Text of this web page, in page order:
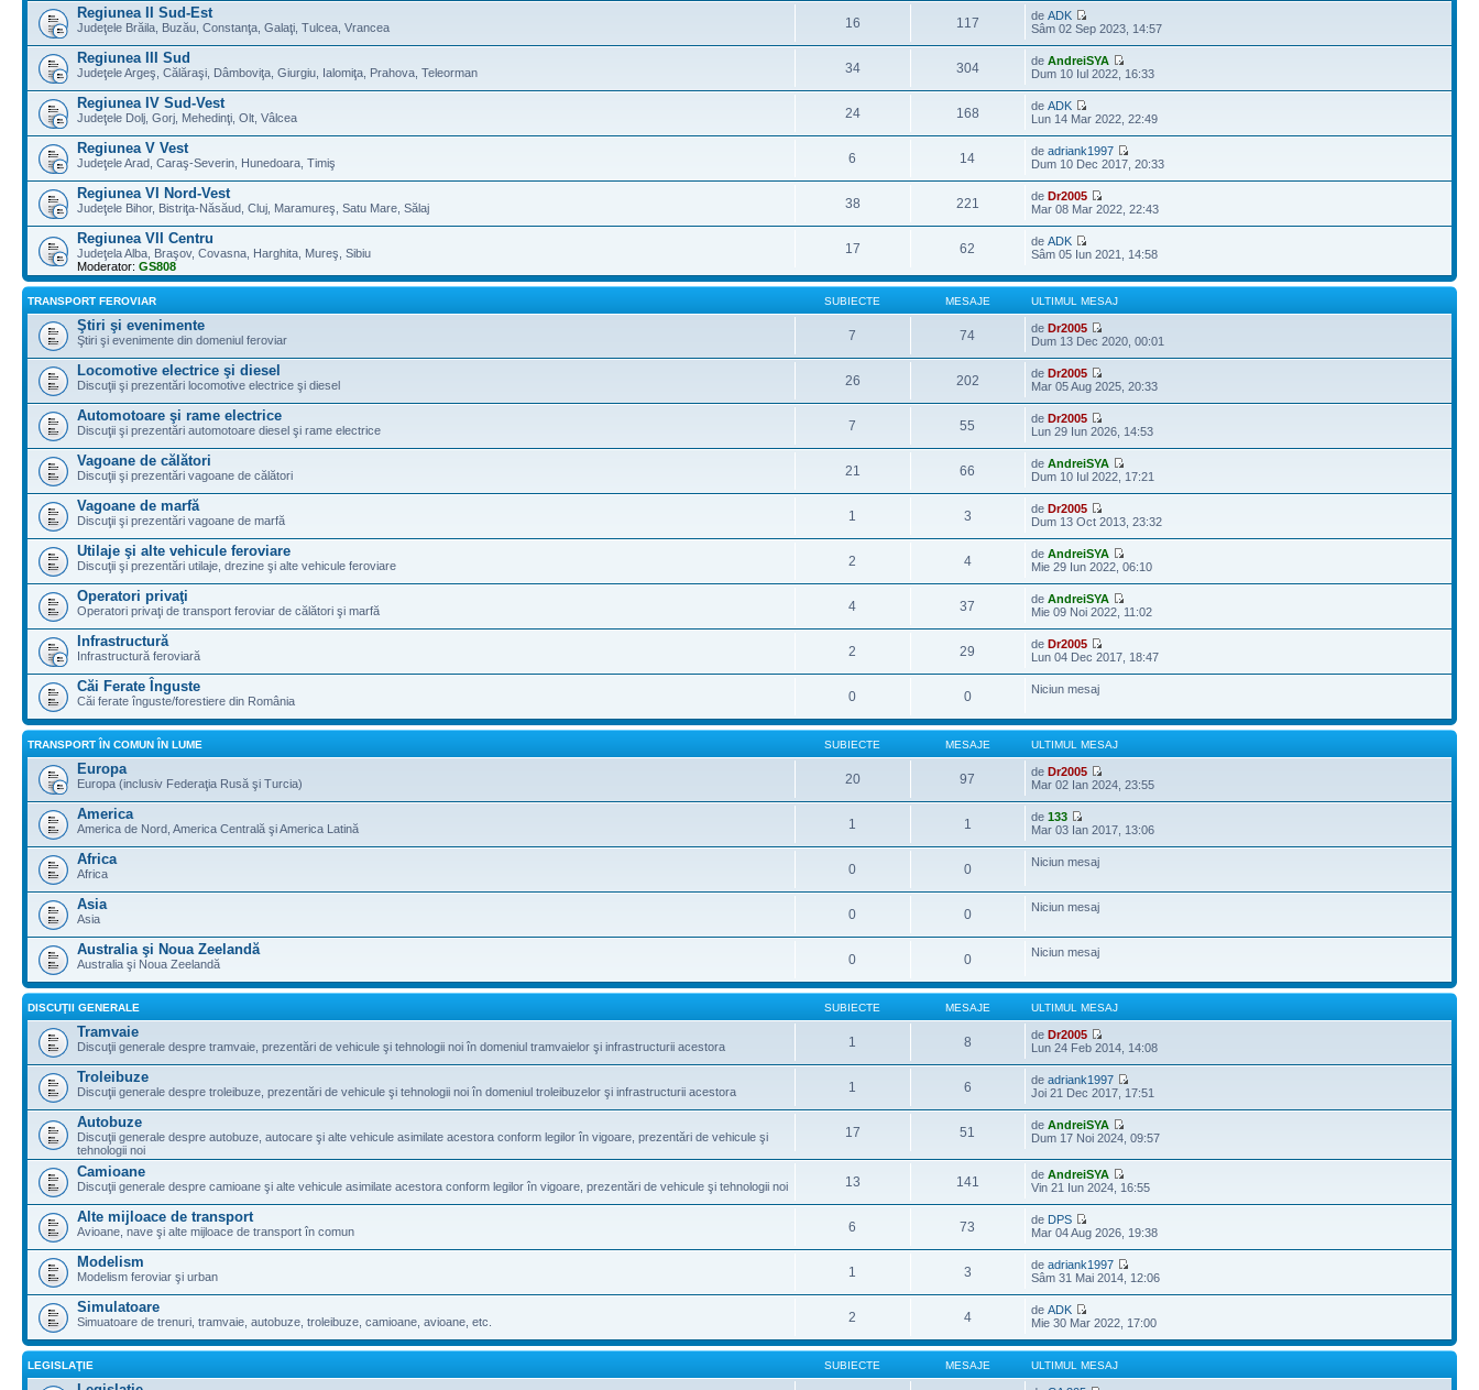
Regiunea II Sud-Est
Judeţele Brăila, Buzău, Constanţa, Galaţi, Tulcea, Vrancea 16 117 deADK
Sâm 02 Sep 2023, 14:57
Regiunea III Sud
Judeţele Argeş, Călăraşi, Dâmboviţa, Giurgiu, Ialomiţa, Prahova, Teleorman 34 304 deAndreiSYA
Dum 10 Iul 2022, 16:33
Regiunea IV Sud-Vest
Judeţele Dolj, Gorj, Mehedinţi, Olt, Vâlcea 24 168 deADK
Lun 14 Mar 2022, 22:49
Regiunea V Vest
Judeţele Arad, Caraş-Severin, Hunedoara, Timiş 6 14 deadriank1997
Dum 10 Dec 2017, 20:33
Regiunea VI Nord-Vest
Judeţele Bihor, Bistriţa-Năsăud, Cluj, Maramureş, Satu Mare, Sălaj 38 221 deDr2005
Mar 08 Mar 2022, 22:43
Regiunea VII Centru
Judeţela Alba, Braşov, Covasna, Harghita, Mureş, Sibiu
Moderator: GS808
17 62 deADK
Sâm 05 Iun 2021, 14:58
TRANSPORT FEROVIAR SUBIECTE MESAJE ULTIMUL MESAJ
Ştiri şi evenimente
Ştiri şi evenimente din domeniul feroviar 7 74 deDr2005
Dum 13 Dec 2020, 00:01
Locomotive electrice şi diesel
Discuţii şi prezentări locomotive electrice şi diesel 26 202 deDr2005
Mar 05 Aug 2025, 20:33
Automotoare şi rame electrice
Discuţii şi prezentări automotoare diesel şi rame electrice 7 55 deDr2005
Lun 29 Iun 2026, 14:53
Vagoane de călători
Discuţii şi prezentări vagoane de călători 21 66 deAndreiSYA
Dum 10 Iul 2022, 17:21
Vagoane de marfă
Discuţii şi prezentări vagoane de marfă 1 3 deDr2005
Dum 13 Oct 2013, 23:32
Utilaje şi alte vehicule feroviare
Discuţii şi prezentări utilaje, drezine şi alte vehicule feroviare 2 4 deAndreiSYA
Mie 29 Iun 2022, 06:10
Operatori privaţi
Operatori privaţi de transport feroviar de călători şi marfă 4 37 deAndreiSYA
Mie 09 Noi 2022, 11:02
Infrastructură
Infrastructură feroviară 2 29 deDr2005
Lun 04 Dec 2017, 18:47
Căi Ferate Înguste
Căi ferate înguste/forestiere din România 0 0 Niciun mesaj
TRANSPORT ÎN COMUN ÎN LUME SUBIECTE MESAJE ULTIMUL MESAJ
Europa
Europa (inclusiv Federaţia Rusă şi Turcia) 20 97 deDr2005
Mar 02 Ian 2024, 23:55
America
America de Nord, America Centrală şi America Latină 1 1 de133
Mar 03 Ian 2017, 13:06
Africa
Africa 0 0 Niciun mesaj
Asia
Asia 0 0 Niciun mesaj
Australia şi Noua Zeelandă
Australia şi Noua Zeelandă 0 0 Niciun mesaj
DISCUŢII GENERALE SUBIECTE MESAJE ULTIMUL MESAJ
Tramvaie
Discuţii generale despre tramvaie, prezentări de vehicule şi tehnologii noi în domeniul tramvaielor şi infrastructurii acestora 1 8 deDr2005
Lun 24 Feb 2014, 14:08
Troleibuze
Discuţii generale despre troleibuze, prezentări de vehicule şi tehnologii noi în domeniul troleibuzelor şi infrastructurii acestora 1 6 deadriank1997
Joi 21 Dec 2017, 17:51
Autobuze
Discuţii generale despre autobuze, autocare şi alte vehicule asimilate acestora conform legilor în vigoare, prezentări de vehicule şi
tehnologii noi
17 51 deAndreiSYA
Dum 17 Noi 2024, 09:57
Camioane
Discuţii generale despre camioane şi alte vehicule asimilate acestora conform legilor în vigoare, prezentări de vehicule şi tehnologii noi 13 141 deAndreiSYA
Vin 21 Iun 2024, 16:55
Alte mijloace de transport
Avioane, nave şi alte mijloace de transport în comun 6 73 de DPS
Mar 04 Aug 2026, 19:38
Modelism
Modelism feroviar şi urban 1 3 deadriank1997
Sâm 31 Mai 2014, 12:06
Simulatoare
Simuatoare de trenuri, tramvaie, autobuze, troleibuze, camioane, avioane, etc. 2 4 deADK
Mie 30 Mar 2022, 17:00
LEGISLAŢIE SUBIECTE MESAJE ULTIMUL MESAJ